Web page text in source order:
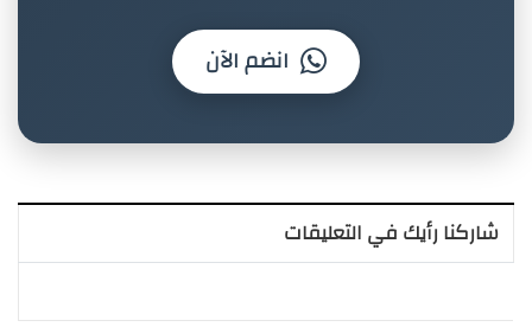
انضم الآن
شاركنا رأيك في التعليقات